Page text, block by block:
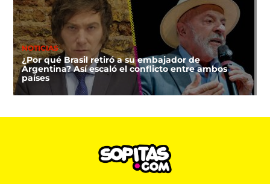
NOTICIAS
¿Por qué Brasil retiró a su embajador de
Argentina? Así escaló el conflicto entre ambos
países